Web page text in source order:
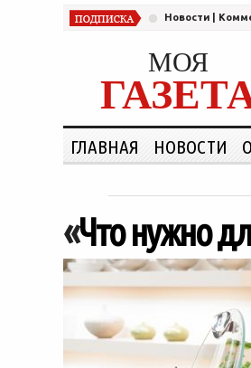
Новости
МОЯ
ГЛАВНАЯ НОВОСТИ
«Что нужно